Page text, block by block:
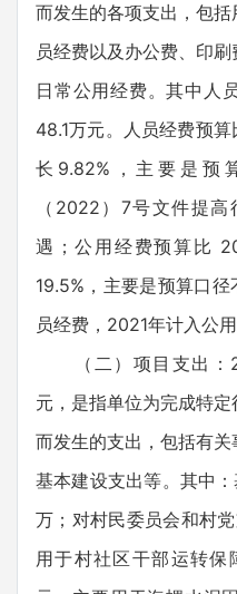
而发生的各项支出，包
员经费以及办公费、印
日常公用经费。其中人
48.1万元。人员经费预
长9.82%，主要是预
（2022）7号文件提
遇；公用经费预算比
19.5%，主要是预算口
员经费，2021年计入公用
（二）项目支出：
元，是指单位为完成特
而发生的支出，包括有关
基本建设支出等。其中
万；对村民委员会和村
用于村社区干部运转